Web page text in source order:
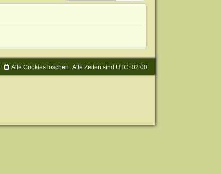
Alle Zeiten sind UTC+02:00
Alle Cookies löschen